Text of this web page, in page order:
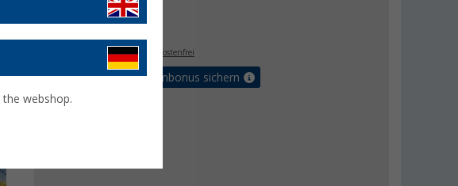
159,- €
Preise inkl. MwSt.,versandkostenfrei
4,77€ Vorteilskartenbonus sichern
webshop.